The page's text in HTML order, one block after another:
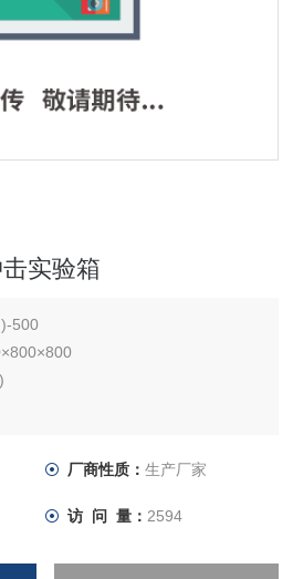
实验箱
500
厂商性质： 生产厂家
访 问 量： 2594